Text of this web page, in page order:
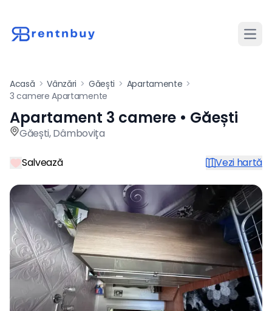
Acasă > Vânzări > Găești > Apartamente >
3 camere Apartamente
Apartament de vânzare cu
Apartament 3 camere • Găești
Găești,Dâmbovița
Salvează Vezi hartă